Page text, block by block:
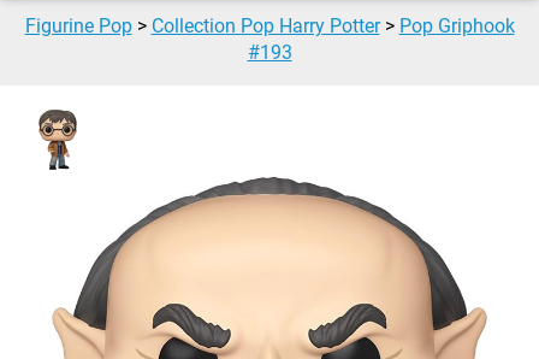
Figurine Pop > Collection Pop Harry Potter > Pop Griphook
#193